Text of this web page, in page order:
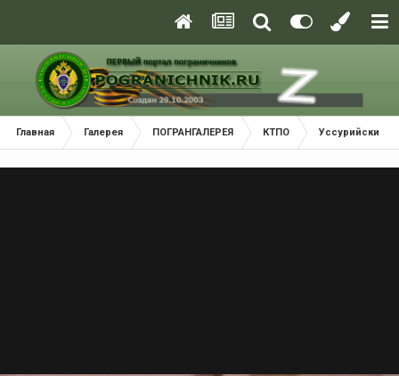
Главная Галерея ПОГРАНГАЛЕРЕЯ КТПО Уссурийский